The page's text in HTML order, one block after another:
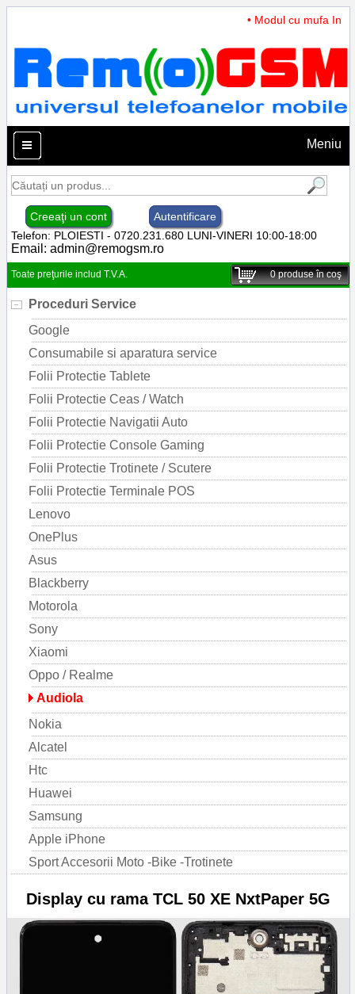
• Modul cu mufa
Meniu
Creeaţi un cont
Autentificare
Telefon: PLOIESTI - 0720.231.680 LUNI-VINERI 10:00-18:00
Email: admin@remogsm.ro
Toate preţurile includ T.V.A. 0produse în coş
Proceduri Service
Google
Consumabile si aparatura service
Folii Protectie Tablete
Folii Protectie Ceas / Watch
Folii Protectie Navigatii Auto
Folii Protectie Console Gaming
Folii Protectie Trotinete / Scutere
Folii Protectie Terminale POS
Lenovo
OnePlus
Asus
Blackberry
Motorola
Sony
Xiaomi
Oppo / Realme
Audiola
Nokia
Alcatel
Htc
Huawei
Samsung
Apple iPhone
Sport Accesorii Moto -Bike -Trotinete
Display cu rama TCL 50 XE NxtPaper 5G